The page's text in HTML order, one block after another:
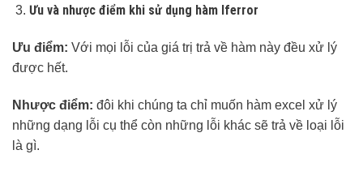
Ưu và nhược điểm khi sử dụng hàm Iferror
Ưu điểm: Với mọi lỗi của giá trị trả về hàm này đều xử lý
được hết.
Nhược điểm: đôi khi chúng ta chỉ muốn hàm excel xử lý
những dạng lỗi cụ thể còn những lỗi khác sẽ trả về loại lỗi
là gì.